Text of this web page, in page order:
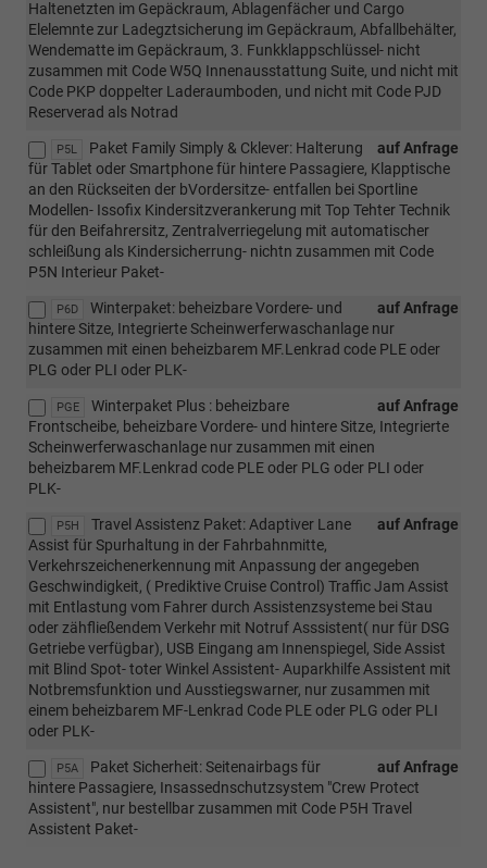
Haltenetzten im Gepäckraum, Ablagenfächer und Cargo
Elelemnte zur Ladegztsicherung im Gepäckraum, Abfallbehälter,
Wendematte im Gepäckraum, 3. Funkklappschlüssel- nicht
zusammen mit Code W5Q Innenausstattung Suite, und nicht mit
Code PKP doppelter Laderaumboden, und nicht mit Code PJD
Reserverad als Notrad
P5L auf Anfrage
Paket Family Simply & Cklever: Halterung
für Tablet oder Smartphone für hintere Passagiere, Klapptische
an den Rückseiten der bVordersitze- entfallen bei Sportline
Modellen- Issofix Kindersitzverankerung mit Top Tehter Technik
für den Beifahrersitz, Zentralverriegelung mit automatischer
schleißung als Kindersicherrung- nichtn zusammen mit Code
P5N Interieur Paket-
P6D auf Anfrage
Winterpaket: beheizbare Vordere- und
hintere Sitze, Integrierte Scheinwerferwaschanlage nur
zusammen mit einen beheizbarem MF.Lenkrad code PLE oder
PLG oder PLI oder PLK-
PGE auf Anfrage
Winterpaket Plus : beheizbare
Frontscheibe, beheizbare Vordere- und hintere Sitze, Integrierte
Scheinwerferwaschanlage nur zusammen mit einen
beheizbarem MF.Lenkrad code PLE oder PLG oder PLI oder
PLK-
P5H auf Anfrage
Travel Assistenz Paket: Adaptiver Lane
Assist für Spurhaltung in der Fahrbahnmitte,
Verkehrszeichenerkennung mit Anpassung der angegeben
Geschwindigkeit, ( Prediktive Cruise Control) Traffic Jam Assist
mit Entlastung vom Fahrer durch Assistenzsysteme bei Stau
oder zähfließendem Verkehr mit Notruf Asssistent( nur für DSG
Getriebe verfügbar), USB Eingang am Innenspiegel, Side Assist
mit Blind Spot- toter Winkel Assistent- Auparkhilfe Assistent mit
Notbremsfunktion und Ausstiegswarner, nur zusammen mit
einem beheizbarem MF-Lenkrad Code PLE oder PLG oder PLI
oder PLK-
P5A auf Anfrage
Paket Sicherheit: Seitenairbags für
hintere Passagiere, Insassednschutzsystem "Crew Protect
Assistent", nur bestellbar zusammen mit Code P5H Travel
Assistent Paket-